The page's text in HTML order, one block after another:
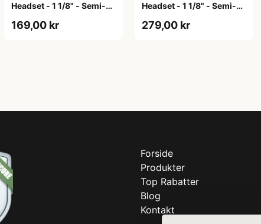
Headset - 1 1/8" - Semi-
Ø 44mm - Sort
169,00 kr
Headset - 1 1/8" - Semi-
Ø 44mm - Sort
279,00 kr
Forside
Produkter
Top Rabatter
Blog
Kontakt